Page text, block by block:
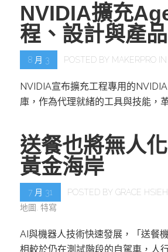
NVIDIA擴充
程、設計與產
8 月 3 POSTED BY MAKERPRO IN
NVIDIA宣布擴充工程專用的
庫，作為代理就緒的工具與技能，
送餐也將無人
黃金海岸
7 月 31 POSTED BY GRACE HSIEH
地圖 特寫
AI與機器人技術快速發展，「送餐
相較於仍在測試階段的自駕車，人